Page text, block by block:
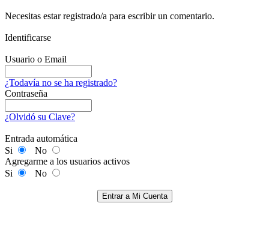
Necesitas estar registrado/a para escribir un comentario.
Identificarse
Usuario o Email
¿Todavía no se ha registrado?
Contraseña
¿Olvidó su Clave?
Entrada automática
Si
No
Agregarme a los usuarios activos
Si
No
Entrar a Mi Cuenta